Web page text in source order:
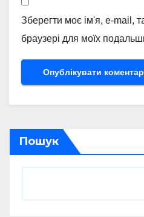
Зберегти моє ім'я, e-mail,
браузері для моїх
Пошук